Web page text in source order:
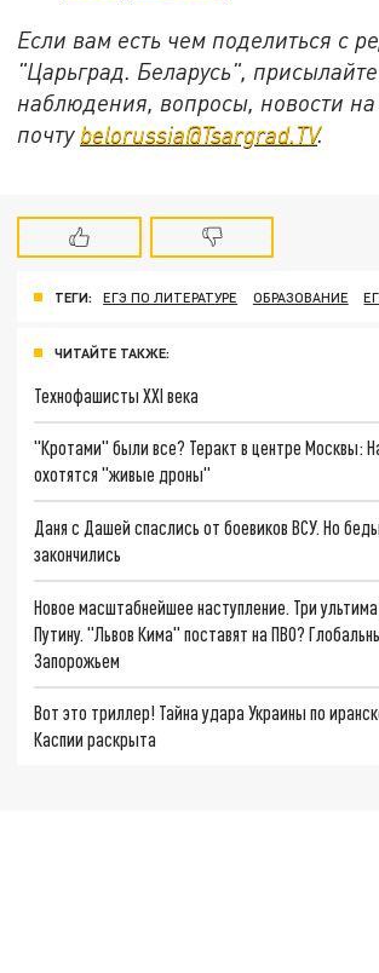
Если вам есть чем поделиться с
"Царьград. Беларусь",
наблюдения, вопросы, новости на
почту belorussia@Tsargrad.TV.
ТЕГИ: ЕГЭ ПО ЛИТЕРАТУРЕ ОБРАЗОВАНИЕ
ЧИТАЙТЕ ТАКЖЕ:
Технофашисты XXI века
"Кротами" были все? Теракт в центре Москвы:
охотятся "живые дроны"
Даня с Дашей спаслись от боевиков ВСУ. Но
закончились
Новое масштабнейшее наступление. Три
Путину. "Львов Кима" поставят на ПВО?
Запорожьем
Вот это триллер! Тайна удара Украины по
Каспии раскрыта